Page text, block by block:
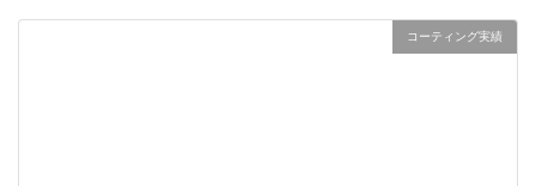
コーティング実績